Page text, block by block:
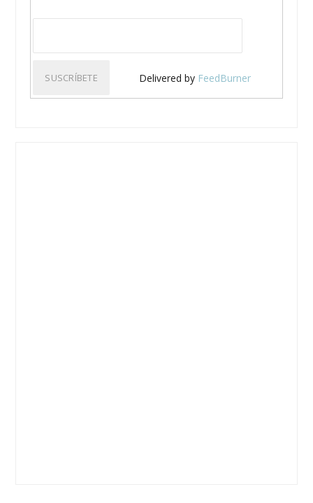
Delivered by FeedBurner